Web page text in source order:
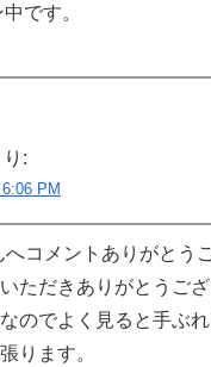
です。
り:
PM
コメントありがとう
ただきありがとうござ
のでよく見ると手ぶ
ります。